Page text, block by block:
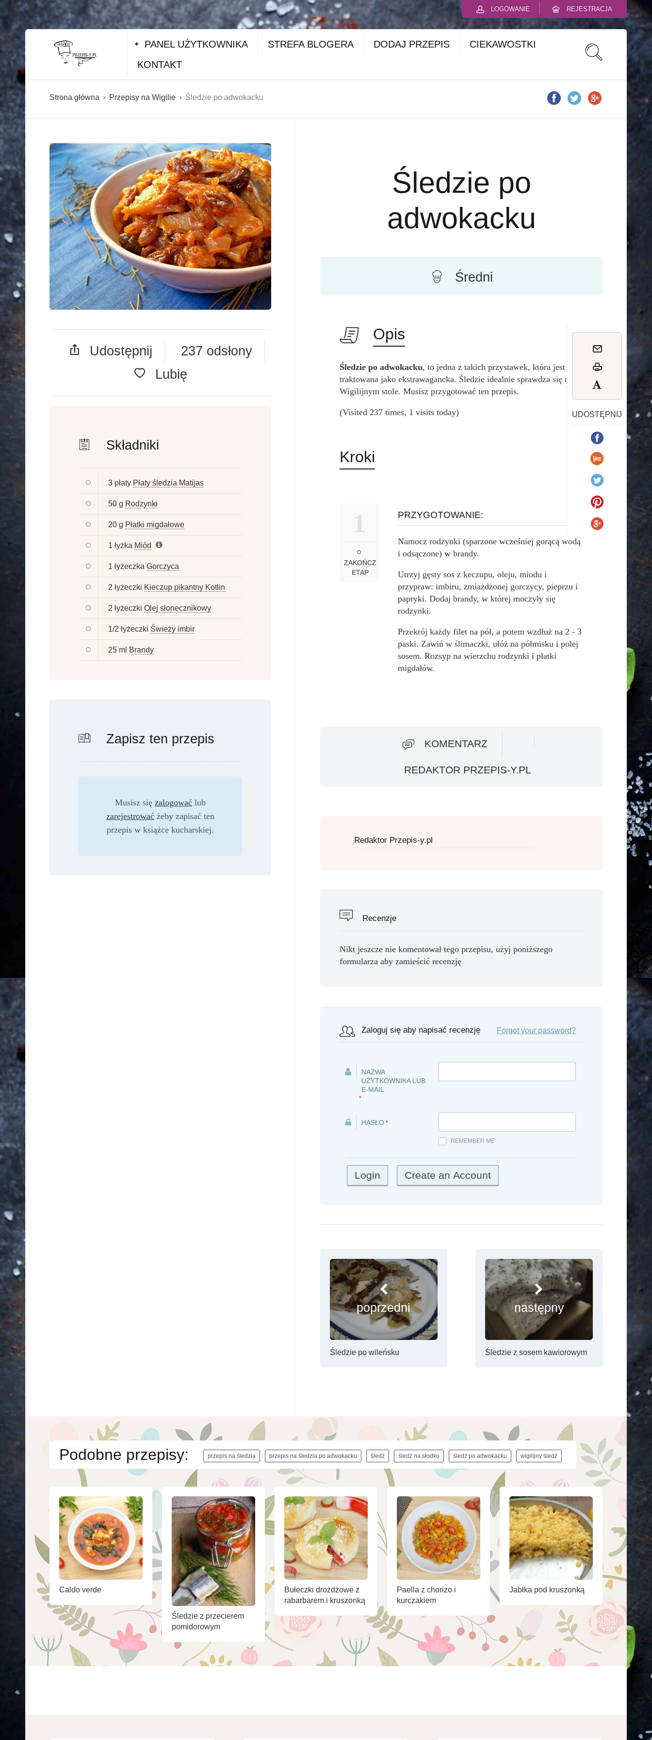
LOGOWANIE REJESTRACJA
PANEL UŻYTKOWNIKA STREFA BLOGERA DODAJ PRZEPIS
CIEKAWOSTKI
KONTAKT
Strona główna Przepisy na Wigilie Śledzie po adwokacku
Udostępnij
237 odsłony
Lubię
Składniki
3 płaty Płaty śledzia Matijas
50 g Rodzynki
20 g Płatki migdałowe
1 łyżka Miód
1 łyżeczka Gorczyca
2 łyżeczki Kieczup pikantny Kotlin
2 łyżeczki Olej słonecznikowy
1/2 łyżeczki Świeży imbir
25 ml Brandy
Zapisz ten przepis
Musisz się zalogować lub
zarejestrować żeby zapisać ten
przepis w książce kucharskiej.
Śledzie po
adwokacku
Średni
Opis
UDOSTĘPNIJ
Śledzie po adwokacku, to jedna z takich przystawek, która jest
traktowana jako ekstrawagancka. Śledzie idealnie sprawdza się na
Wigilijnym stole. Musisz przygotować ten przepis.
(Visited 237 times, 1 visits today)
Kroki
1
ZAKOŃCZ
ETAP
PRZYGOTOWANIE:
Namocz rodzynki (sparzone wcześniej gorącą wodą
i odsączone) w brandy.
Utrzyj gęsty sos z keczupu, oleju, miodu i
przypraw: imbiru, zmiażdżonej gorczycy, pieprzu i
papryki. Dodaj brandy, w której moczyły się
rodzynki.
Przekrój każdy filet na pół, a potem wzdłuż na 2 - 3
paski. Zawiń w ślimaczki, ułóż na półmisku i polej
sosem. Rozsyp na wierzchu rodzynki i płatki
migdałów.
KOMENTARZ
REDAKTOR PRZEPIS-Y.PL
Redaktor Przepis-y.pl
Recenzje
Nikt jeszcze nie komentował tego przepisu, użyj poniższego
formularza aby zamieścić recenzję
Zaloguj się aby napisać recenzję Forgot your password?
NAZWA
UŻYTKOWNIKA LUB
E-MAIL
*
HASŁO *
REMEMBER ME
poprzedni
Śledzie po wileńsku
następny
Śledzie z sosem kawiorowym
Podobne przepisy: przepis na śledzia przepis na śledzia po adwokacku śledź śledź na słodko śledź po adwokacku wigilijny śledź
Caldo verde
Śledzie z przecierem
pomidorowym
Bułeczki drożdżowe z
rabarbarem i kruszonką
Paella z chorizo i
kurczakiem
Jabłka pod kruszonką